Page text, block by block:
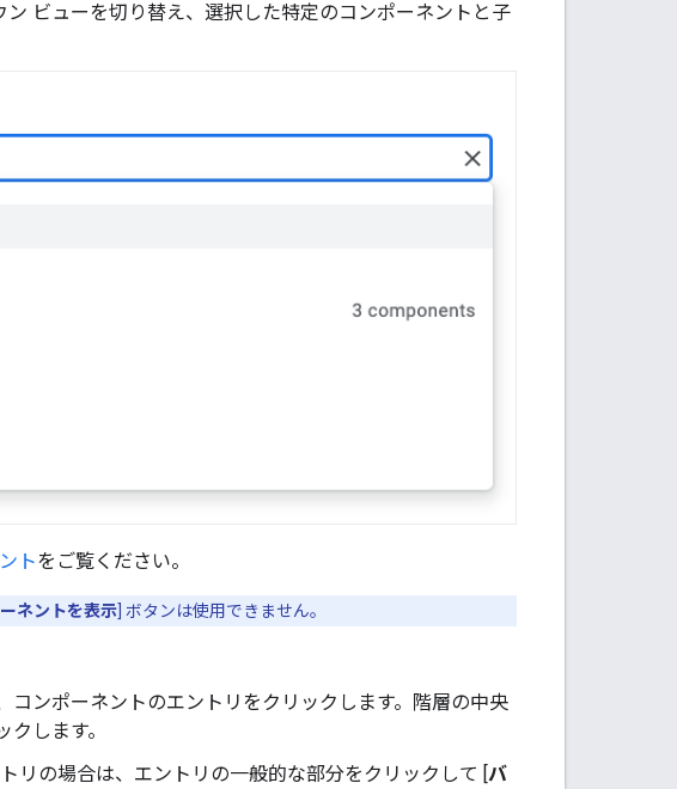
ビューを切り替え、選択した特定のコンポーネントと子
トをご覧ください。
ネントを表示 ] ボタンは使用できません。
コンポーネントのエントリをクリックします。階層の中央
します。
リの場合は、エントリの一般的な部分をクリックして [バ